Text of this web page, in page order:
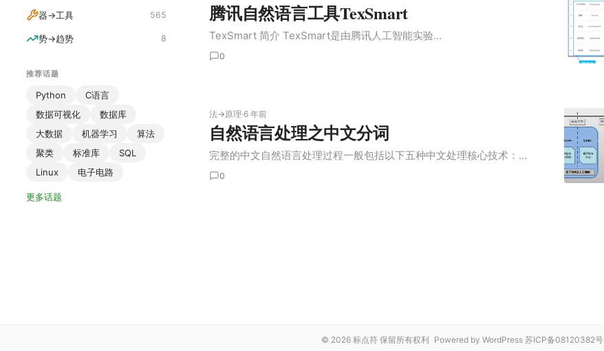
器→工具 565
势→趋势 8
推荐话题
Python
C语言
数据可视化
数据库
大数据
机器学习
算法
聚类
标准库
SQL
Linux
电子电路
更多话题
腾讯自然语言工具TexSmart
TexSmart 简介 TexSmart是由腾讯人工智能实验...
0
法→原理·6 年前
自然语言处理之中文分词
完整的中文自然语言处理过程一般包括以下五种中文处理核心技术：...
0
© 2026 标点符 保留所有权利 Powered by WordPress 苏ICP备08120382号